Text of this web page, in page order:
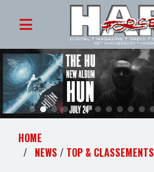
HOME
NEWS / TOP & CLASSEMENTS